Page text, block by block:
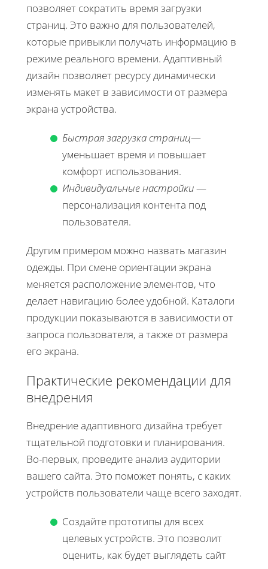
позволяет сократить время загрузки
страниц. Это важно для пользователей,
которые привыкли получать информацию в
режиме реального времени. Адаптивный
дизайн позволяет ресурсу динамически
изменять макет в зависимости от размера
экрана устройства.
Быстрая загрузка страниц—
уменьшает время и повышает
комфорт использования.
Индивидуальные настройки—
персонализация контента под
пользователя.
Другим примером можно назвать магазин
одежды. При смене ориентации экрана
меняется расположение элементов, что
делает навигацию более удобной. Каталоги
продукции показываются в зависимости от
запроса пользователя, а также от размера
его экрана.
Практические рекомендации для
внедрения
Внедрение адаптивного дизайна требует
тщательной подготовки и планирования.
Во-первых, проведите анализ аудитории
вашего сайта. Это поможет понять, с каких
устройств пользователи чаще всего заходят.
Создайте прототипы для всех
целевых устройств. Это позволит
оценить, как будет выглядеть сайт